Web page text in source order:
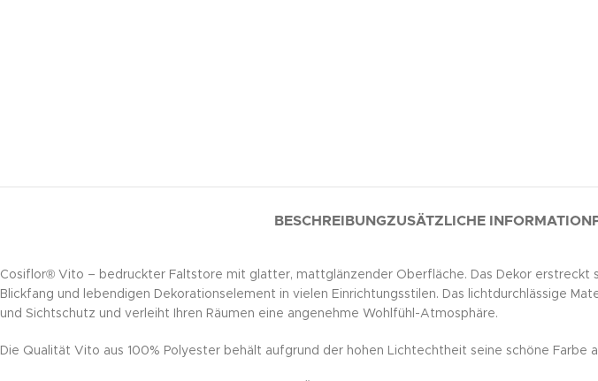
BESCHREIBUNGZUSÄTZLICHE INFORMATION
Cosiflor® Vito – bedruckter Faltstore mit glatter, mattglänzender Oberfläche. Das Dekor erstreckt
Blickfang und lebendigen Dekorationselement in vielen Einrichtungsstilen. Das lichtdurchlässige
und Sichtschutz und verleiht Ihren Räumen eine angenehme Wohlfühl-Atmosphäre.
Die Qualität Vito aus 100% Polyester behält aufgrund der hohen Lichtechtheit seine schöne